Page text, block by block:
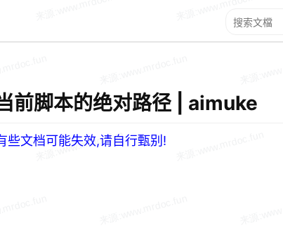
前脚本的绝对路径 | aimuke
些文档可能失效,请自行甄别!